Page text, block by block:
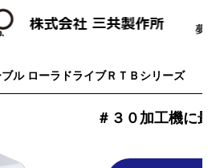
ル ローラドライブＲＴＢシリーズ
＃３０加工機に最